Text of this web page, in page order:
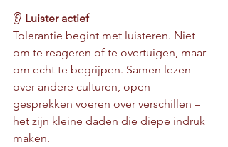
👂 Luister actief
Tolerantie begint met luisteren. Niet
om te reageren of te overtuigen, maar
om echt te begrijpen. Samen lezen
over andere culturen, open
gesprekken voeren over verschillen –
het zijn kleine daden die diepe indruk
maken.